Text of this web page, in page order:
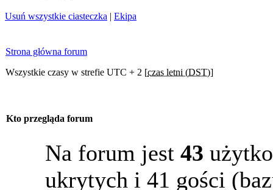
Usuń wszystkie ciasteczka | Ekipa
Strona główna forum
Wszystkie czasy w strefie UTC + 2 [czas letni (DST)]
Kto przegląda forum
Na forum jest 43
ukrytych i 41 gości